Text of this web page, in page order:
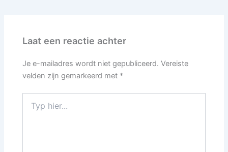
Laat een reactie achter
Je e-mailadres wordt niet gepubliceerd. Vereiste
velden zijn gemarkeerd met *
hier...